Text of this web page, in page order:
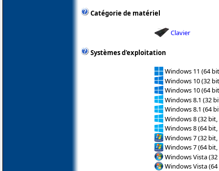
Catégorie de matériel
Clavier
Systèmes d'exploitation
Windows 11 (64
Windows 10 (32
Windows 10 (64
Windows 8.1 (32
Windows 8.1 (64
Windows 8 (32 bit,
Windows 8 (64 bit,
Windows 7 (32 bit,
Windows 7 (64 bit,
Windows Vista
Windows Vista